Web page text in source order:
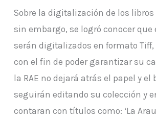
Sobre la digitalización de los libros
sin embargo, se logró conocer que
serán digitalizados en formato Tiff,
con el fin de poder garantizar su
la RAE no dejará atrás el papel y el
seguirán editando su colección y
contaran con títulos como: ‘La